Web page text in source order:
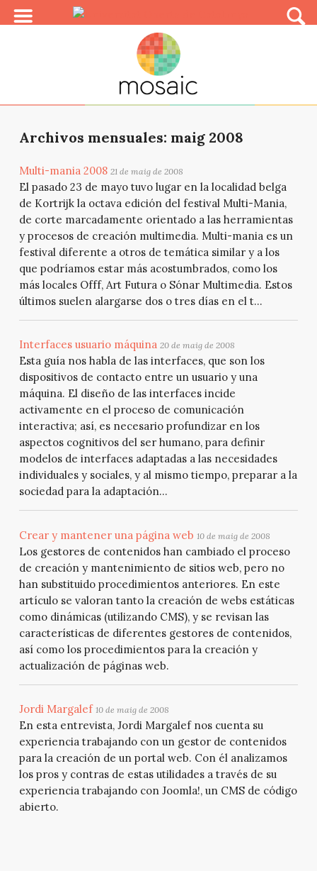
Archivos mensuales: maig 2008
Multi-mania 2008 21 de maig de 2008
El pasado 23 de mayo tuvo lugar en la localidad belga
de Kortrijk la octava edición del festival Multi-Mania,
de corte marcadamente orientado a las herramientas
y procesos de creación multimedia. Multi-mania es un
festival diferente a otros de temática similar y a los
que podríamos estar más acostumbrados, como los
más locales Offf, Art Futura o Sónar Multimedia. Estos
últimos suelen alargarse dos o tres días en el t...
Interfaces usuario máquina 20 de maig de 2008
Esta guía nos habla de las interfaces, que son los
dispositivos de contacto entre un usuario y una
máquina. El diseño de las interfaces incide
activamente en el proceso de comunicación
interactiva; así, es necesario profundizar en los
aspectos cognitivos del ser humano, para definir
modelos de interfaces adaptadas a las necesidades
individuales y sociales, y al mismo tiempo, preparar a la
sociedad para la adaptación...
Crear y mantener una página web 10 de maig de 2008
Los gestores de contenidos han cambiado el proceso
de creación y mantenimiento de sitios web, pero no
han substituido procedimientos anteriores. En este
artículo se valoran tanto la creación de webs estáticas
como dinámicas (utilizando CMS), y se revisan las
características de diferentes gestores de contenidos,
así como los procedimientos para la creación y
actualización de páginas web.
Jordi Margalef 10 de maig de 2008
En esta entrevista, Jordi Margalef nos cuenta su
experiencia trabajando con un gestor de contenidos
para la creación de un portal web. Con él analizamos
los pros y contras de estas utilidades a través de su
experiencia trabajando con Joomla!, un CMS de código
abierto.